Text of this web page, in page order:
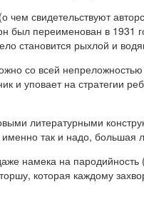
чем свидетельствуют
он был переименован в
становится рыхлой и
со всей
и уповает на стратегии
литературными
так и надо, большая
намека на
которая каждому